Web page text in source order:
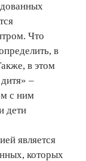
Что
в
в этом
–
с ним
дети
является
которых